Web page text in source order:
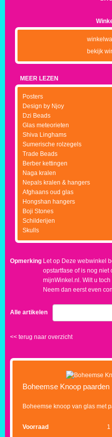
bekijk
MEER LEZEN
Posters
Design by Njoy
Dzi Beads
Glas meteorieten
Shiva Linghams
Sumerische rolzegels
Trade Beads
Berber kettingen
Naga kralen
Nepals kralen & hangers
Afghaans oud glas
Hongshan hangers
Boji Stones
Schilderijen
Skulls
Opmerking Let op Deze webwinkel
opstartfase of is nog niet
mijnWinkel.nl. Wilt u
Neem dan eerst even
Alle artikelen
<< terug naar overzicht
Boheemse Knoop paarden
Boheemse knoop van glas met
Voorraad 1